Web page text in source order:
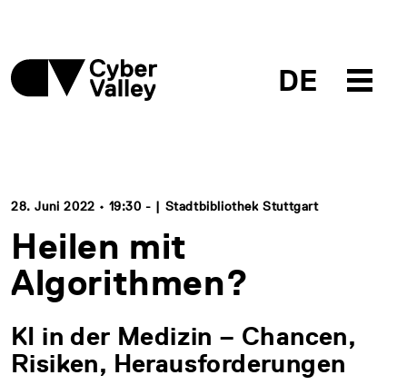
DE
28. Juni 2022 • 19:30 - | Stadtbibliothek Stuttgart
Heilen mit
Algorithmen?
KI in der Medizin – Chancen,
Risiken, Herausforderungen